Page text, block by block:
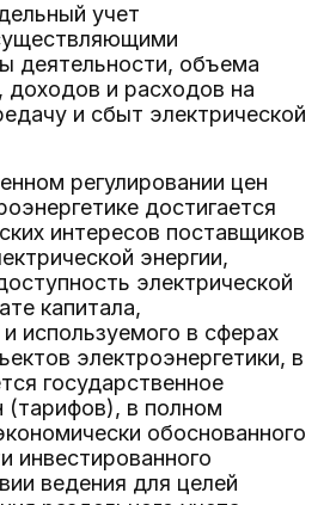
учет
деятельности, объема
доходов и расходов на
и сбыт электрической
регулировании цен
достигается
интересов поставщиков
энергии,
электрической
капитала,
используемого в сферах
электроэнергетики, в
государственное
(тарифов), в полном
обоснованного
инвестированного
ведения для целей